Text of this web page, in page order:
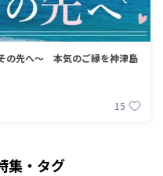
の先へ〜 本気のご縁を神津島
15
集・タグ